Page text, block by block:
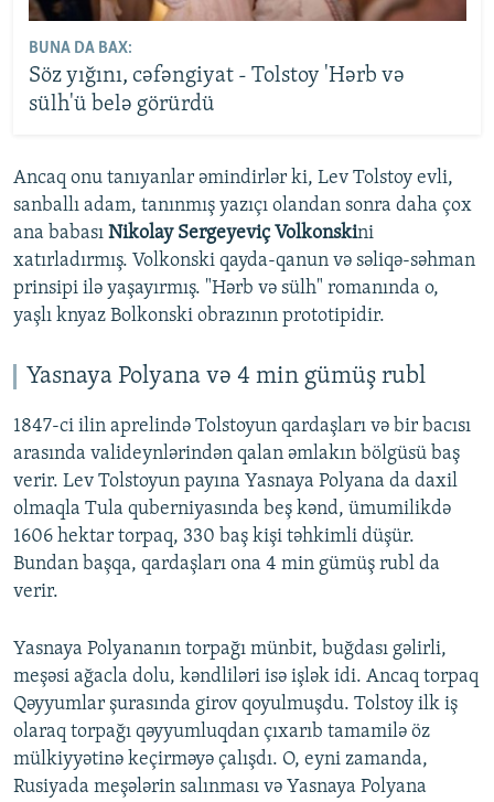
BUNA DA BAX:
Söz yığını, cəfəngiyat - Tolstoy 'Hərb və
sülh'ü belə görürdü
Ancaq onu tanıyanlar əmindirlər ki, Lev Tolstoy evli,
sanballı adam, tanınmış yazıçı olandan sonra daha çox
ana babası Nikolay Sergeyeviç Volkonskini
xatırladırmış. Volkonski qayda-qanun və səliqə-səhman
prinsipi ilə yaşayırmış. "Hərb və sülh" romanında o,
yaşlı knyaz Bolkonski obrazının prototipidir.
Yasnaya Polyana və 4 min gümüş rubl
1847-ci ilin aprelində Tolstoyun qardaşları və bir bacısı
arasında valideynlərindən qalan əmlakın bölgüsü baş
verir. Lev Tolstoyun payına Yasnaya Polyana da daxil
olmaqla Tula quberniyasında beş kənd, ümumilikdə
1606 hektar torpaq, 330 baş kişi təhkimli düşür.
Bundan başqa, qardaşları ona 4 min gümüş rubl da
verir.
Yasnaya Polyananın torpağı münbit, buğdası gəlirli,
meşəsi ağacla dolu, kəndliləri isə işlək idi. Ancaq torpaq
Qəyyumlar şurasında girov qoyulmuşdu. Tolstoy ilk iş
olaraq torpağı qəyyumluqdan çıxarıb tamamilə öz
mülkiyyətinə keçirməyə çalışdı. O, eyni zamanda,
Rusiyada meşələrin salınması və Yasnaya Polyana